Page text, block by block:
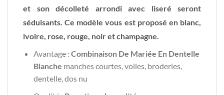
et son décolleté arrondi avec liseré seront
séduisants. Ce modèle vous est proposé en blanc,
ivoire, rose, rouge, noir et champagne.
Avantage : Combinaison De Mariée En Dentelle
Blanche manches courtes, voiles, broderies,
dentelle, dos nu